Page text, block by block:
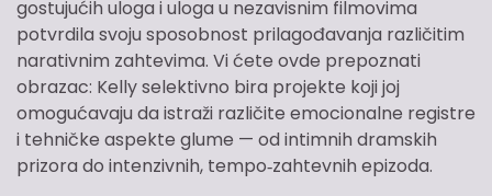
gostujućih uloga i uloga u nezavisnim filmovima
potvrdila svoju sposobnost prilagođavanja različitim
narativnim zahtevima. Vi ćete ovde prepoznati
obrazac: Kelly selektivno bira projekte koji joj
omogućavaju da istraži različite emocionalne registre
i tehničke aspekte glume — od intimnih dramskih
prizora do intenzivnih, tempo‑zahtevnih epizoda.